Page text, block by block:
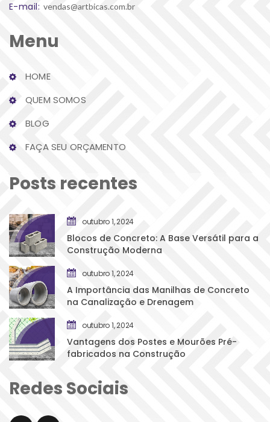
E-mail: vendas@artbicas.com.br
Menu
HOME
QUEM SOMOS
BLOG
FAÇA SEU ORÇAMENTO
Posts recente
outubro 1, 2024
Blocos de Concreto: A Base Versátil para a
Construção Moderna
outubro 1, 2024
A Importância das Manilhas de Concreto
na Canalização e Drenagem
outubro 1, 2024
Vantagens dos Postes e Mourões Pré-
fabricados na Construção
Redes Sociai